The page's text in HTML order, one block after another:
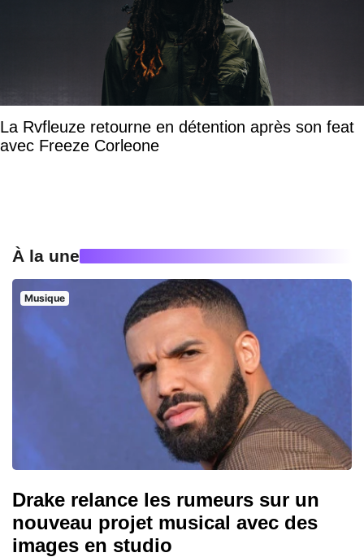
La Rvfleuze retourne en détention après son feat
avec Freeze Corleone
À la une
Musique
Drake relance les rumeurs sur un
nouveau projet musical avec des
images en studio